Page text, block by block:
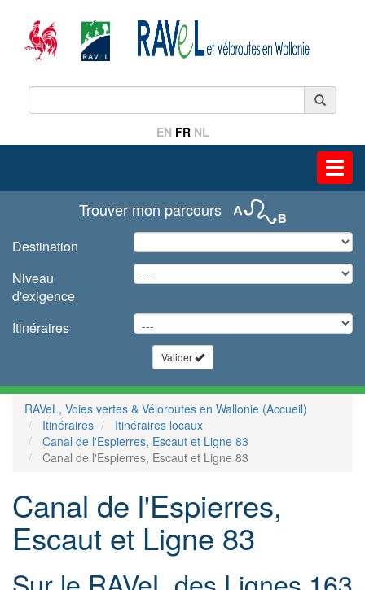
EN FR NL
Trouver mon parcours
Destination
Niveau
d'exigence
Itinéraires
Valider
RAVeL, Voies vertes & Véloroutes en Wallonie (Accueil)
Itinéraires
Itinéraires locaux
Canal de l'Espierres, Escaut et Ligne 83
Canal de l'Espierres, Escaut et Ligne 83
Canal de l'Espierres,
Escaut et Ligne 83